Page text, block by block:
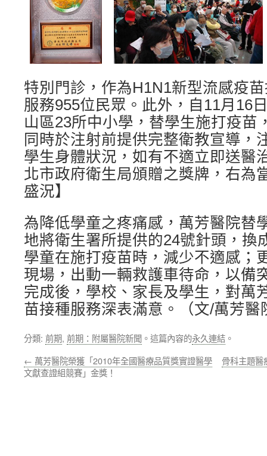
特別門診，作為H1N1新型流感疫
服務955位民眾。此外，自11月16
山區23所中小學，替學生施打疫苗
同時於注射前提供完整衛教宣導，
學生身體狀況，如有不適立即送醫
北市政府衛生局頒贈之獎牌，右為
盛況】
為降低學童之疼痛感，萬芳醫院替
地將衛生署所提供的24號針頭，換
學童在施打疫苗時，減少不適感；
現場，出動一輛救護車待命，以備
完成後，學校、家長及學生，對萬
苗接種服務深表滿意。（文/萬芳醫
分類: 前期, 前期：附屬醫院新聞 。這篇內容的永久連結 。
← 萬芳醫院榮獲「2010年全國醫療品質獎實證醫學
文獻查證組競賽」金獎！
骨科主題醫